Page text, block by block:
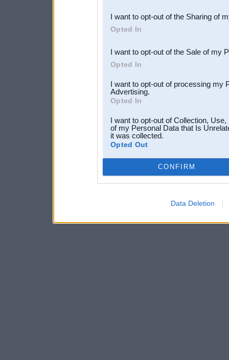
Downstream Participants
third parties.
I want to opt-out of the Sharing of
Opted In
I want to opt-out of the Sale of my
Opted In
I want to opt-out of processing my
Advertising.
Opted In
I want to opt-out of Collection,
of my Personal Data that Is
it was collected.
Opted Out
CONFIRM
Data Deletion